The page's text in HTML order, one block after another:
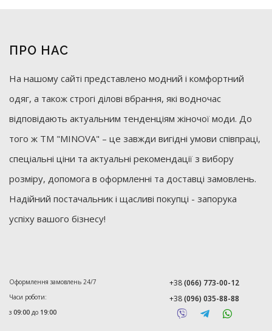
ПРО НАС
На нашому сайті представлено модний і комфортний
одяг, а також строгі ділові вбрання, які водночас
відповідають актуальним тенденціям жіночої моди. До
того ж ТМ "MINOVA" – це завжди вигідні умови співпраці,
спеціальні ціни та актуальні рекомендації з вибору
розміру, допомога в оформленні та доставці замовлень.
Надійний постачальник і щасливі покупці - запорука
успіху вашого бізнесу!
Оформлення замовлень 24/7
Часи роботи:
з 09:00 до 19:00
+38(066) 773-00-12
+38(096) 035-88-88